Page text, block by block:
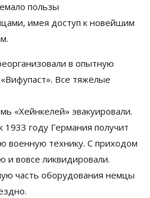
пользы
имея доступ к новейшим
в опытную
«Вифупаст». Все тяжёлые
«Хейнкелей» эвакуировали.
1933 году Германия получит
военную технику. С приходом
и вовсе ликвидировали.
часть оборудования немцы